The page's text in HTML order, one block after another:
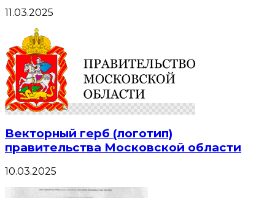
11.03.2025
Векторный герб (логотип)
правительства Московской области
10.03.2025